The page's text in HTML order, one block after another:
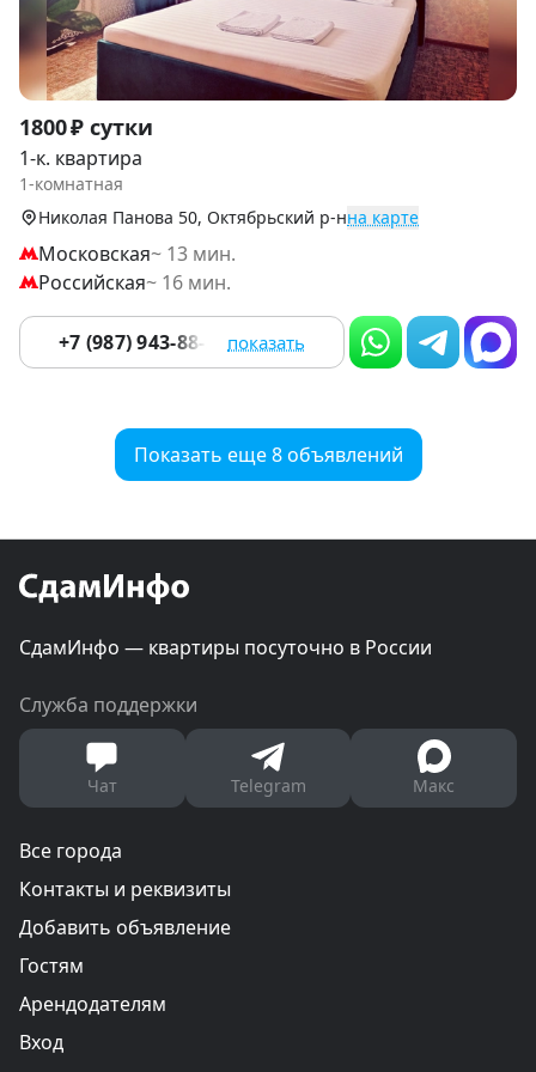
Item
1
of
1800 ₽ сутки
1-к. квартира
1-комнатная
Николая Панова 50, Октябрьский р-нна карте
Московская~ 13 мин.
Российская~ 16 мин.
+7 (987) 943-88-27 показать
Показать еще 8 объявлений
СдамИнфо — квартиры посуточно в России
Служба поддержки
Чат Telegram Макс
Все города
Контакты и реквизиты
Добавить объявление
Гостям
Арендодателям
Вход